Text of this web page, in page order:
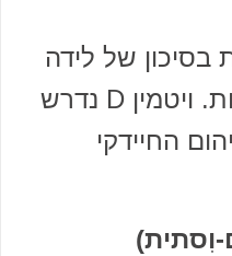
של לידה
מוקדמת לפני 37 שבועות. ויטמין D נדרש
החיידקי